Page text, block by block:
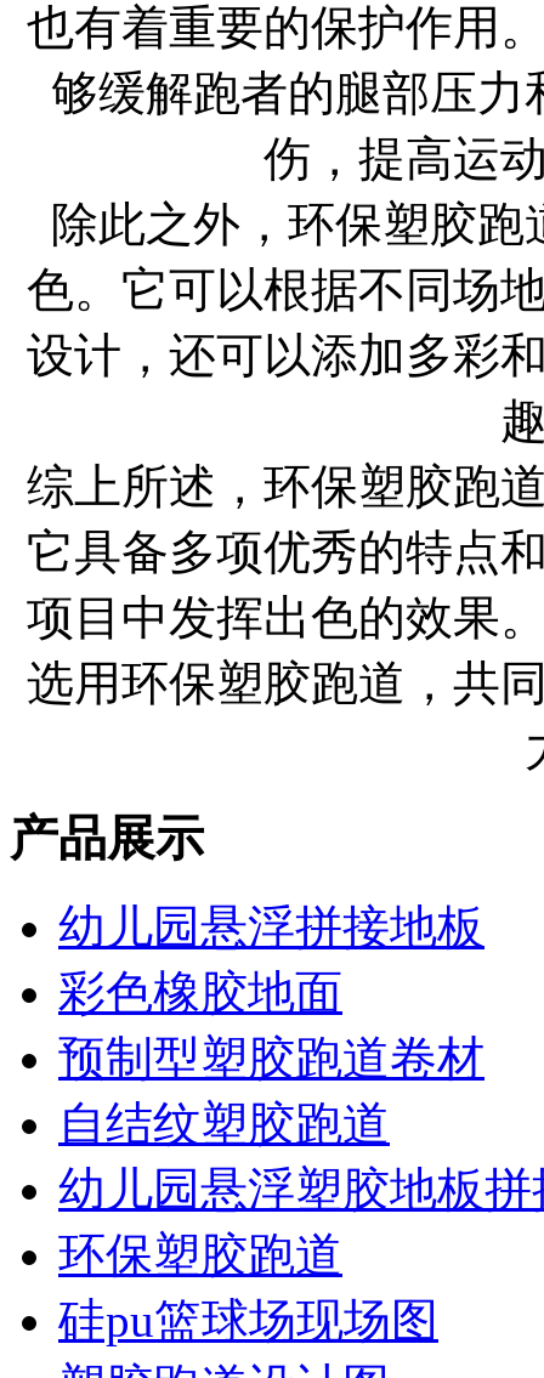
也有着重要的保护作用
够缓解跑者的腿部压
伤，提高运
除此之外，环保塑胶
色。它可以根据不同场
设计，还可以添加多彩
综上所述，环保塑胶跑
它具备多项优秀的特点
项目中发挥出色的效果
选用环保塑胶跑道，共
产品展示
幼儿园悬浮拼接地板
彩色橡胶地面
预制型塑胶跑道卷材
自结纹塑胶跑道
幼儿园悬浮塑胶地板
环保塑胶跑道
硅pu篮球场现场图